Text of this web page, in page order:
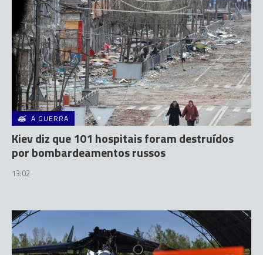
A GUERRA
Kiev diz que 101 hospitais foram destruídos
por bombardeamentos russos
13:02